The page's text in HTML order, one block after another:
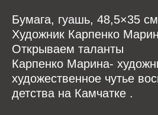
Бумага, гуашь, 48,5×35
Художник Карпенко
Открываем таланты
Карпенко Марина-
художественное чутье
детства на Камчатке .